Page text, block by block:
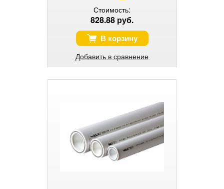
Стоимость:
828.88 руб.
В корзину
Добавить в сравнение